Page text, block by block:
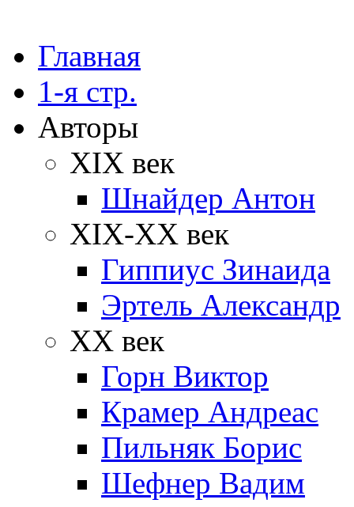
Главная
1-я стр.
Авторы
XIX век
Шнайдер Антон
XIX-XX век
Гиппиус Зинаида
Эртель Александр
XX век
Горн Виктор
Крамер Андреас
Пильняк Борис
Шефнер Вадим